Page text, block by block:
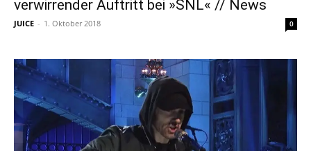
verwirrender Auftritt bei »SNL« // News
JUICE - 1. Oktober 2018 0